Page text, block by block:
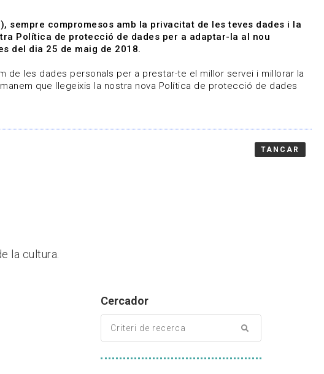
A qui representem Contacte
la cultura.
Cercador
sempre compromesos amb la privacitat de les teves dades i la
Política de protecció de dades per a adaptar-la al nou
del dia 25 de maig de 2018.
les dades personals per a prestar-te el millor servei i millorar la
que llegeixis la nostra nova Política de protecció de dades
TANCAR